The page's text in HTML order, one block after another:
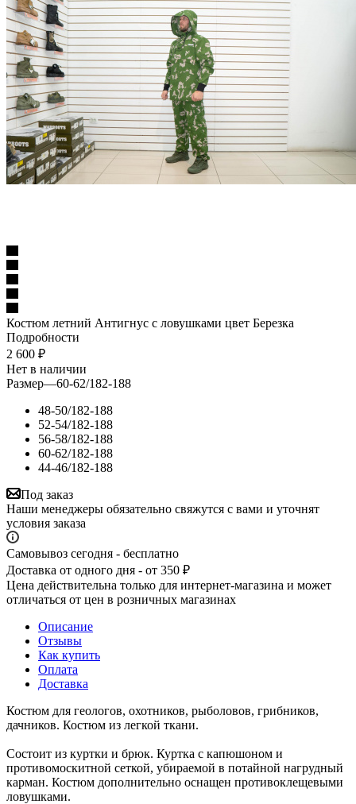
Костюм летний Антигнус с ловушками цвет Березка
Подробности
2 600 ₽
Нет в наличии
Размер—60-62/182-188
48-50/182-188
52-54/182-188
56-58/182-188
60-62/182-188
44-46/182-188
Под заказ
Наши менеджеры обязательно свяжутся с вами и уточнят
условия заказа
Самовывоз сегодня - бесплатно
Доставка от одного дня - от 350 ₽
Цена действительна только для интернет-магазина и может
отличаться от цен в розничных магазинах
Описание
Отзывы
Как купить
Оплата
Доставка
Костюм для геологов, охотников, рыболовов, грибников,
дачников. Костюм из легкой ткани.
Состоит из куртки и брюк. Куртка с капюшоном и
противомоскитной сеткой, убираемой в потайной нагрудный
карман. Костюм дополнительно оснащен противоклещевыми
ловушками.